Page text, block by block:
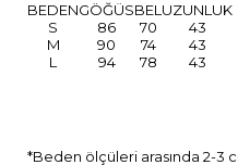
BEDENGÖĞÜSBELUZUNLUK
S
86 70
43
M
90 74
43
L
94 78 43
*Beden ölçüleri arasında 2-3